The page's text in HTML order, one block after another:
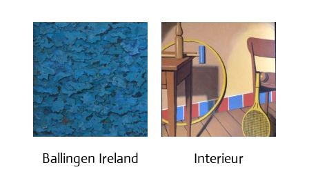
Ballingen Ireland Interieur